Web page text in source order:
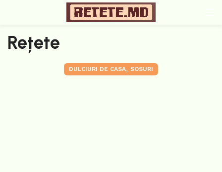
Rețete
DULCIURI DE CASA, SOSURI